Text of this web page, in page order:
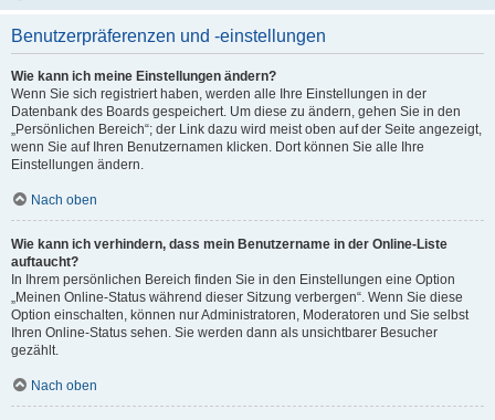
Benutzerpräferenzen und -einstellungen
Wie kann ich meine Einstellungen ändern?
Wenn Sie sich registriert haben, werden alle Ihre Einstellungen in der
Datenbank des Boards gespeichert. Um diese zu ändern, gehen Sie in den
„Persönlichen Bereich“; der Link dazu wird meist oben auf der Seite angezeigt,
wenn Sie auf Ihren Benutzernamen klicken. Dort können Sie alle Ihre
Einstellungen ändern.
Nach oben
Wie kann ich verhindern, dass mein Benutzername in der Online-Liste
auftaucht?
In Ihrem persönlichen Bereich finden Sie in den Einstellungen eine Option
„Meinen Online-Status während dieser Sitzung verbergen“. Wenn Sie diese
Option einschalten, können nur Administratoren, Moderatoren und Sie selbst
Ihren Online-Status sehen. Sie werden dann als unsichtbarer Besucher
gezählt.
Nach oben